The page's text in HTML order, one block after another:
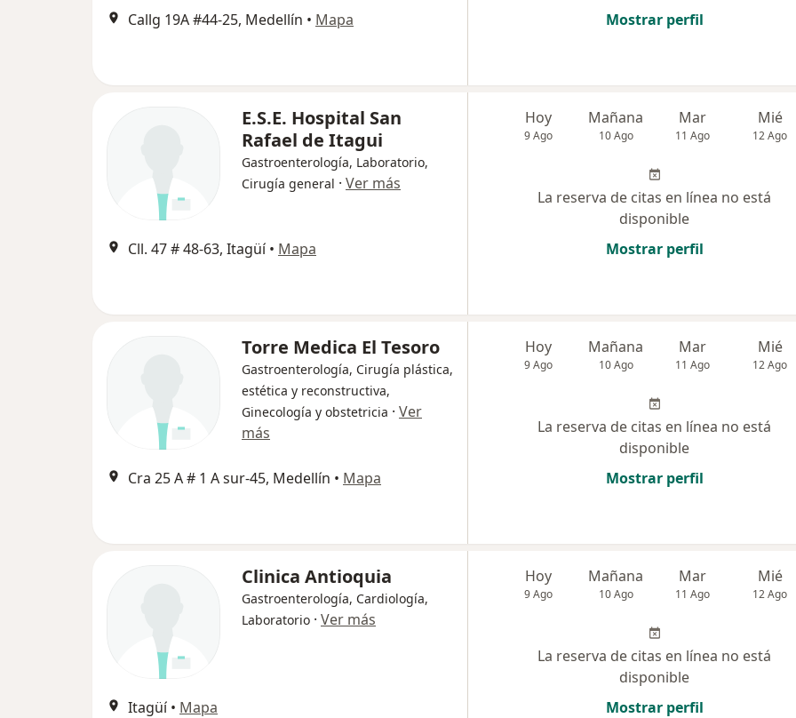
Callg 19A #44-25, Medellín • Mapa
Mostrar perfil
E.S.E. Hospital San
Rafael de Itagui
Gastroenterología, Laboratorio,
Cirugía general · Ver más
Cll. 47 # 48-63, Itagüí • Mapa
Hoy
9 Ago
Mañana
10 Ago
Mar
11 Ago
Mié
12 Ago
La reserva de citas en línea no está
disponible
Mostrar perfil
Torre Medica El Tesoro
Gastroenterología, Cirugía plástica,
estética y reconstructiva,
Ginecología y obstetricia · Ver
más
Cra 25 A # 1 A sur-45, Medellín • Mapa
Hoy
9 Ago
Mañana
10 Ago
Mar
11 Ago
Mié
12 Ago
La reserva de citas en línea no está
disponible
Mostrar perfil
Clinica Antioquia
Gastroenterología, Cardiología,
Laboratorio · Ver más
Itagüí • Mapa
Hoy
9 Ago
Mañana
10 Ago
Mar
11 Ago
Mié
12 Ago
La reserva de citas en línea no está
disponible
Mostrar perfil